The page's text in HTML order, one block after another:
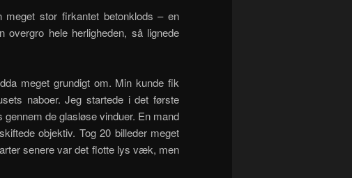
stor firkantet betonklods – en
hele herligheden, så lignede
meget grundigt om. Min kunde fik
naboer. Jeg startede i det første
de glasløse vinduer. En mand
objektiv. Tog 20 billeder meget
senere var det flotte lys væk, men